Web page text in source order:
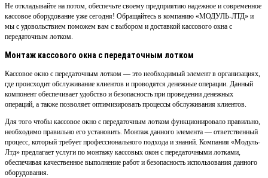
Не откладывайте на потом, обеспечьте своему предприятию надежное и современное
кассовое оборудование уже сегодня! Обращайтесь в компанию «МОДУЛЬ-ЛТД» и
мы с удовольствием поможем вам с выбором и доставкой кассового окна с
передаточным лотком.
Монтаж кассового окна с передаточным лотком
Кассовое окно с передаточным лотком — это необходимый элемент в организациях,
где происходит обслуживание клиентов и проводятся денежные операции. Данный
компонент обеспечивает удобство и безопасность при проведении денежных
операций, а также позволяет оптимизировать процессы обслуживания клиентов.
Для того чтобы кассовое окно с передаточным лотком функционировало правильно,
необходимо правильно его установить. Монтаж данного элемента — ответственный
процесс, который требует профессионального подхода и знаний. Компания «Модуль-
Лтд» предлагает услуги по монтажу кассовых окон с передаточными лотками,
обеспечивая качественное выполнение работ и безопасность использования данного
оборудования.